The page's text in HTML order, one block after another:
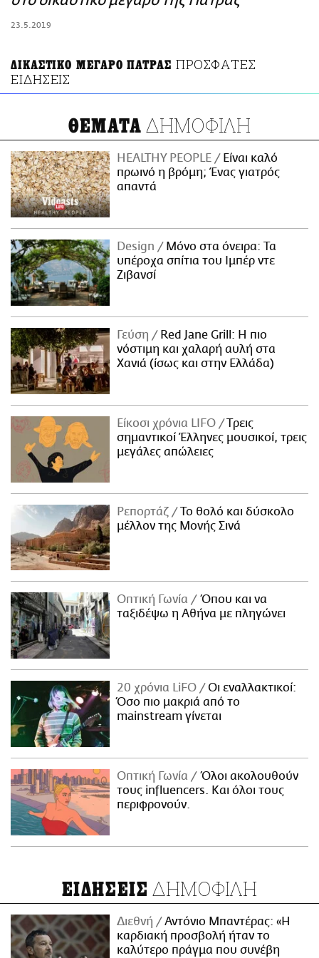
23.5.2019
ΔΙΚΑΣΤΙΚΟ ΜΕΓΑΡΟ ΠΑΤΡΑΣ ΠΡΟΣΦΑΤΕΣ
ΕΙΔΗΣΕΙΣ
ΘΕΜΑΤΑ ΔΗΜΟΦΙΛΗ
HEALTHY PEOPLE
Είναι καλό
πρωινό η βρόμη; Ένας γιατρός
απαντά
Design
Μόνο στα όνειρα: Τα
υπέροχα σπίτια του Ιμπέρ ντε
Ζιβανσί
Γεύση
Red Jane Grill: Η πιο
νόστιμη και χαλαρή αυλή στα
Χανιά (ίσως και στην Ελλάδα)
Είκοσι χρόνια LIFO
Tρεις
σημαντικοί Έλληνες μουσικοί, τρεις
μεγάλες απώλειες
Ρεπορτάζ
Το θολό και δύσκολο
μέλλον της Μονής Σινά
Οπτική Γωνία
Όπου και να
ταξιδέψω η Αθήνα με πληγώνει
20 χρόνια LiFO
Οι εναλλακτικοί:
Όσο πιο μακριά από το
mainstream γίνεται
Οπτική Γωνία
Όλοι ακολουθούν
τους influencers. Και όλοι τους
περιφρονούν.
ΕΙΔΗΣΕΙΣ ΔΗΜΟΦΙΛΗ
Διεθνή
Αντόνιο Μπαντέρας: «Η
καρδιακή προσβολή ήταν το
καλύτερο πράγμα που συνέβη